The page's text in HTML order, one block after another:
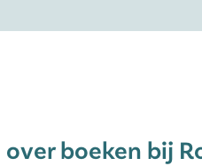
boeken bij